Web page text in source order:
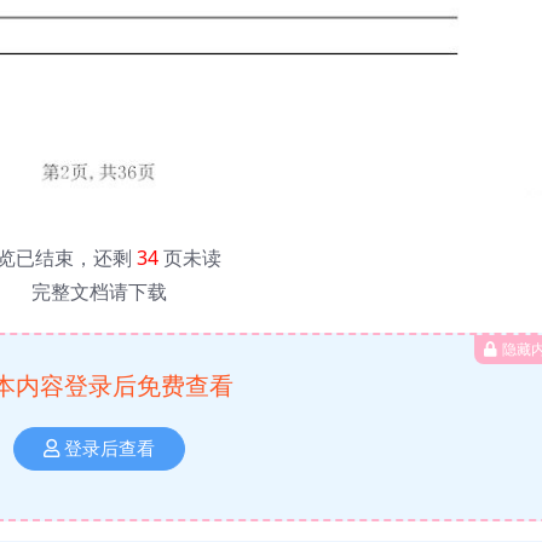
已结束，还剩 34页未读
完整文档请下载
隐藏
内容登录后免费查看
登录后查看